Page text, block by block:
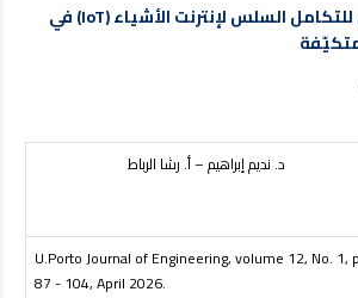
تصميم إطار منهجي للتكامل السلس لإنترنت الأشياء (IoT) في
د. نديم إبراهيم – أ. رشا الرباط
U.Porto Journal of Engineering, volume 12, No. 1,
87 - 104, April 2026.